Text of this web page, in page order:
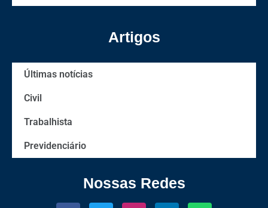
Artigos
Últimas notícias
Civil
Trabalhista
Previdenciário
Nossas Redes